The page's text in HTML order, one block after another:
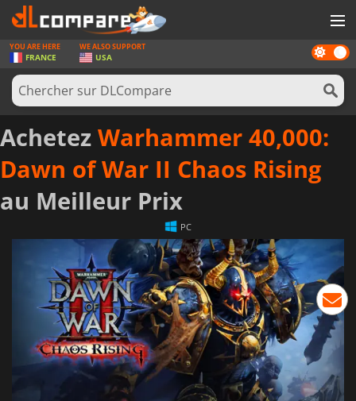
JEUX
CARTES PRÉPAYÉES
LOGICIELS
CONCOURS
MATÉRIEL
NEWS
SE CONNECTER OU S'INSCRIRE
Dark
mode
YOU ARE HERE
FRANCE
WE ALSO SUPPORT
USA
Achetez Warhammer 40,000:
Dawn of War II Chaos Rising
au Meilleur Prix
PC